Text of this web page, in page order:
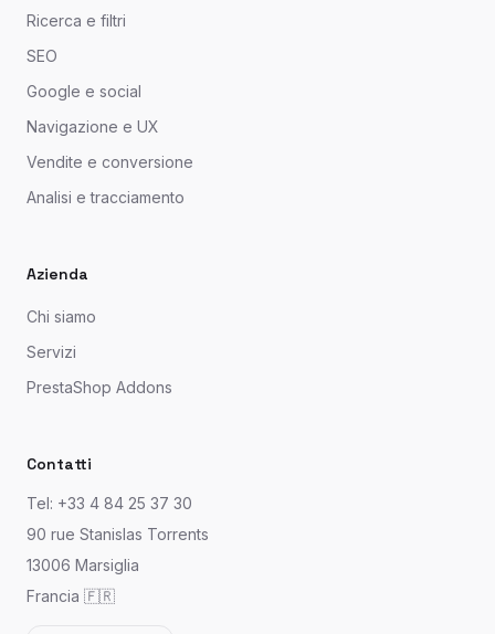
Ricerca e filtri
SEO
Google e social
Navigazione e UX
Vendite e conversione
Analisi e tracciamento
Azienda
Chi siamo
Servizi
PrestaShop Addons
Contatti
Tel: +33 4 84 25 37 30
90 rue Stanislas Torrents
13006 Marsiglia
Francia 🇫🇷